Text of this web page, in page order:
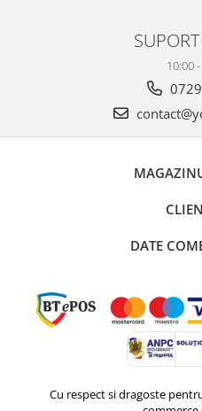
10:00
DATE
Cu respect si dragoste